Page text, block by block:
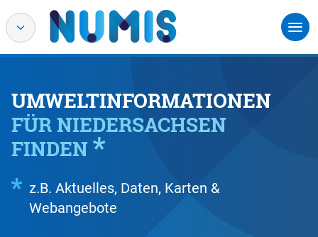
UMWELTINFORMATIONEN
FÜR NIEDERSACHSEN
FINDEN
z.B. Aktuelles, Daten, Karten &
Webangebote